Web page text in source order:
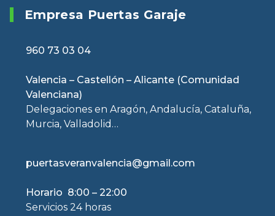
Empresa Puertas Garaje
960 73 03 04
Valencia – Castellón – Alicante (Comunidad
Valenciana)
Delegaciones en Aragón, Andalucía, Cataluña,
Murcia, Valladolid…
puertasveranvalencia@gmail.com
Horario 8:00 – 22:00
Servicios 24 horas